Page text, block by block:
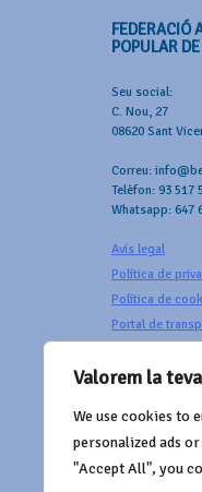
Valorem la
We use cookies to
personalized ads
"Accept All", you
FEDERACIÓ
POPULAR
Seu social:
C. Nou, 27
08620 Sant
Correu:
Telèfon: 93 517
Whatsapp: 647
Avís legal
Política de
Política de
Portal de